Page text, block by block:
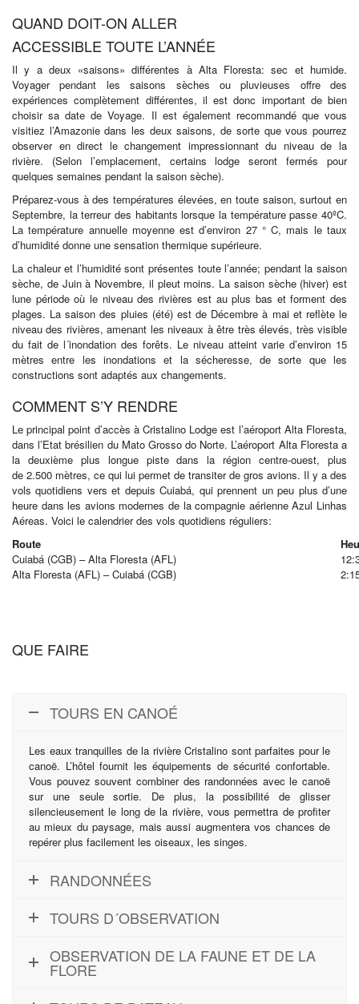
QUAND DOIT-ON ALLER
ACCESSIBLE TOUTE L’ANNÉE
Il y a deux «saisons» différentes à Alta Floresta: sec et humide.
Voyager pendant les saisons sèches ou pluvieuses offre des
expériences complètement différentes, il est donc important de bien
choisir sa date de Voyage. Il est également recommandé que vous
visitiez l’Amazonie dans les deux saisons, de sorte que vous pourrez
observer en direct le changement impressionnant du niveau de la
rivière. (Selon l’emplacement, certains lodge seront fermés pour
quelques semaines pendant la saison sèche).
Préparez-vous à des températures élevées, en toute saison, surtout en
Septembre, la terreur des habitants lorsque la température passe 40ºC.
La température annuelle moyenne est d’environ 27 ° C, mais le taux
d’humidité donne une sensation thermique supérieure.
La chaleur et l’humidité sont présentes toute l’année; pendant la saison
sèche, de Juin à Novembre, il pleut moins. La saison sèche (hiver) est
lune période où le niveau des rivières est au plus bas et forment des
plages. La saison des pluies (été) est de Décembre à mai et reflète le
niveau des rivières, amenant les niveaux à être très élevés, très visible
du fait de l´inondation des forêts. Le niveau atteint varie d’environ 15
mètres entre les inondations et la sécheresse, de sorte que les
constructions sont adaptés aux changements.
COMMENT S’Y RENDRE
Le principal point d’accès à Cristalino Lodge est l’aéroport Alta Floresta,
dans l’Etat brésilien du Mato Grosso do Norte. L’aéroport Alta Floresta a
la deuxième plus longue piste dans la région centre-ouest, plus
de 2.500 mètres, ce qui lui permet de transiter de gros avions. Il y a des
vols quotidiens vers et depuis Cuiabá, qui prennent un peu plus d’une
heure dans les avions modernes de la compagnie aérienne Azul Linhas
Aéreas. Voici le calendrier des vols quotidiens réguliers:
Route
Cuiabá (CGB) – Alta Floresta (AFL)
Alta Floresta (AFL) – Cuiabá (CGB)
QUE FAIRE
TOURS EN CANOÉ
Les eaux tranquilles de la rivière Cristalino sont parfaites pour le
canoë. L’hôtel fournit les équipements de sécurité confortable.
Vous pouvez souvent combiner des randonnées avec le canoë
sur une seule sortie. De plus, la possibilité de glisser
silencieusement le long de la rivière, vous permettra de profiter
au mieux du paysage, mais aussi augmentera vos chances de
repérer plus facilement les oiseaux, les singes.
RANDONNÉES
TOURS D´OBSERVATION
OBSERVATION DE LA FAUNE ET DE LA
FLORE